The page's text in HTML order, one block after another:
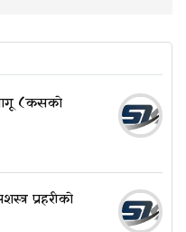
(कसको
प्रहरीको